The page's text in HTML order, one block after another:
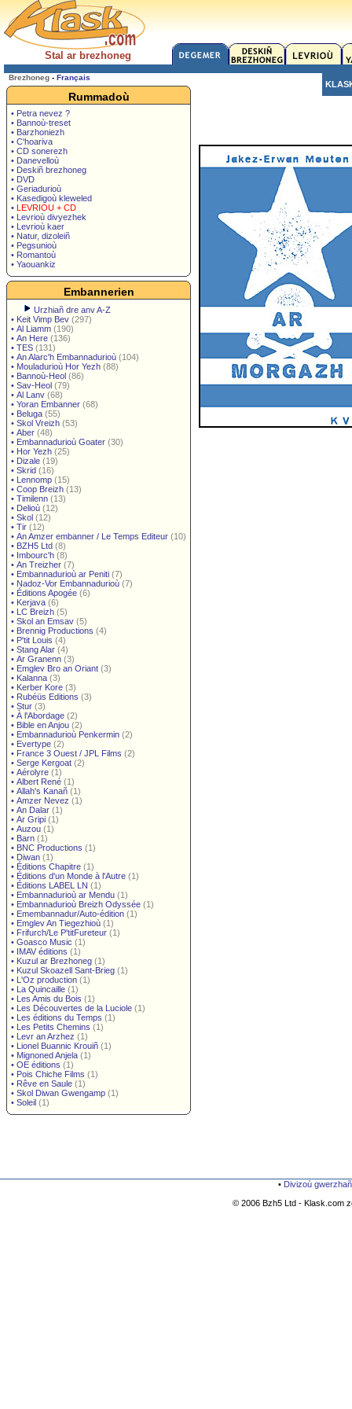
Stal ar brezhoneg
Brezhoneg - Français
Rummadoù
• Petra nevez ?
• Bannoù-treset
• Barzhoniezh
• C'hoariva
• CD sonerezh
• Danevelloù
• Deskiñ brezhoneg
• DVD
• Geriadurioù
• Kasedigoù kleweled
• LEVRIOU + CD
• Levrioù divyezhek
• Levrioù kaer
• Natur, dizoleiñ
• Pegsunioù
• Romantoù
• Yaouankiz
Embannerien
Urzhiañ dre anv A-Z
• Keit Vimp Bev (297)
• Al Liamm (190)
• An Here (136)
• TES (131)
• An Alarc'h Embannadurioù (104)
• Mouladurioù Hor Yezh (88)
• Bannoù-Heol (86)
• Sav-Heol (79)
• Al Lanv (68)
• Yoran Embanner (68)
• Beluga (55)
• Skol Vreizh (53)
• Aber (48)
• Embannadurioù Goater (30)
• Hor Yezh (25)
• Dizale (19)
• Skrid (16)
• Lennomp (15)
• Coop Breizh (13)
• Timilenn (13)
• Delioù (12)
• Skol (12)
• Tir (12)
• An Amzer embanner / Le Temps Editeur (10)
• BZH5 Ltd (8)
• Imbourc'h (8)
• An Treizher (7)
• Embannadurioù ar Peniti (7)
• Nadoz-Vor Embannadurioù (7)
• Éditions Apogée (6)
• Kerjava (6)
• LC Breizh (5)
• Skol an Emsav (5)
• Brennig Productions (4)
• P'tit Louis (4)
• Stang Alar (4)
• Ar Granenn (3)
• Emglev Bro an Oriant (3)
• Kalanna (3)
• Kerber Kore (3)
• Rubéüs Editions (3)
• Stur (3)
• À l'Abordage (2)
• Bible en Anjou (2)
• Embannadurioù Penkermin (2)
• Evertype (2)
• France 3 Ouest / JPL Films (2)
• Serge Kergoat (2)
• Aérolyre (1)
• Albert René (1)
• Allah's Kanañ (1)
• Amzer Nevez (1)
• An Dalar (1)
• Ar Gripi (1)
• Auzou (1)
• Barn (1)
• BNC Productions (1)
• Diwan (1)
• Éditions Chapitre (1)
• Éditions d'un Monde à l'Autre (1)
• Éditions LABEL LN (1)
• Embannadurioù ar Mendu (1)
• Embannadurioù Breizh Odyssée (1)
• Emembannadur/Auto-édition (1)
• Emglev An Tiegezhioù (1)
• Frifurch/Le P'titFureteur (1)
• Goasco Music (1)
• IMAV éditions (1)
• Kuzul ar Brezhoneg (1)
• Kuzul Skoazell Sant-Brieg (1)
• L'Oz production (1)
• La Quincaille (1)
• Les Amis du Bois (1)
• Les Découvertes de la Luciole (1)
• Les éditions du Temps (1)
• Les Petits Chemins (1)
• Levr an Arzhez (1)
• Lionel Buannic Krouiñ (1)
• Mignoned Anjela (1)
• OE éditions (1)
• Pois Chiche Films (1)
• Rêve en Saule (1)
• Skol Diwan Gwengamp (1)
• Soleil (1)
• Divizoù
© 2006 Bzh5 Ltd - Klask.com